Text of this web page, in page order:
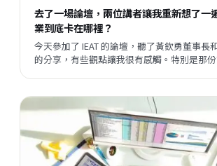
去了一場論壇，兩位講者讓我重新想了一
業到底卡在哪裡？
今天參加了 IEAT 的論壇，聽了黃欽勇董事長
的分享，有些觀點讓我很有感觸。特別是那